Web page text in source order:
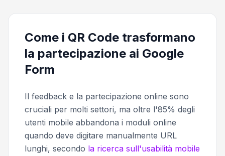
Come i QR Code trasformano
la partecipazione ai Google
Form
Il feedback e la partecipazione online sono
cruciali per molti settori, ma oltre l'85% degli
utenti mobile abbandona i moduli online
quando deve digitare manualmente URL
lunghi, secondo la ricerca sull'usabilità mobile